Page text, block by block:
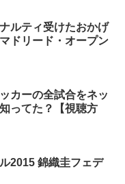
ルティ受けたおかげ
ドリード・オープン
カーの全試合をネッ
ってた？【視聴方
2015 錦織圭フェデ